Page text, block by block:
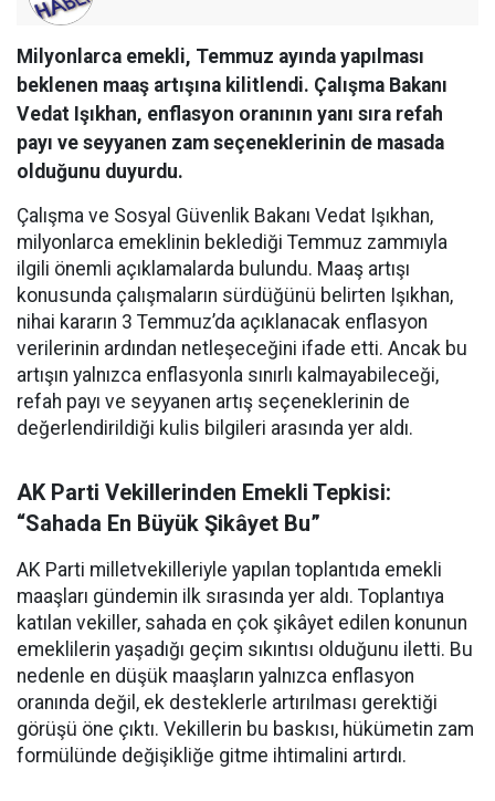
Milyonlarca emekli, Temmuz ayında yapılması
beklenen maaş artışına kilitlendi. Çalışma Bakanı
Vedat Işıkhan, enflasyon oranının yanı sıra refah
payı ve seyyanen zam seçeneklerinin de masada
olduğunu duyurdu.
Çalışma ve Sosyal Güvenlik Bakanı Vedat Işıkhan,
milyonlarca emeklinin beklediği Temmuz zammıyla
ilgili önemli açıklamalarda bulundu. Maaş artışı
konusunda çalışmaların sürdüğünü belirten Işıkhan,
nihai kararın 3 Temmuz’da açıklanacak enflasyon
verilerinin ardından netleşeceğini ifade etti. Ancak bu
artışın yalnızca enflasyonla sınırlı kalmayabileceği,
refah payı ve seyyanen artış seçeneklerinin de
değerlendirildiği kulis bilgileri arasında yer aldı.
AK Parti Vekillerinden Emekli Tepkisi:
“Sahada En Büyük Şikâyet Bu”
AK Parti milletvekilleriyle yapılan toplantıda emekli
maaşları gündemin ilk sırasında yer aldı. Toplantıya
katılan vekiller, sahada en çok şikâyet edilen konunun
emeklilerin yaşadığı geçim sıkıntısı olduğunu iletti. Bu
nedenle en düşük maaşların yalnızca enflasyon
oranında değil, ek desteklerle artırılması gerektiği
görüşü öne çıktı. Vekillerin bu baskısı, hükümetin zam
formülünde değişikliğe gitme ihtimalini artırdı.